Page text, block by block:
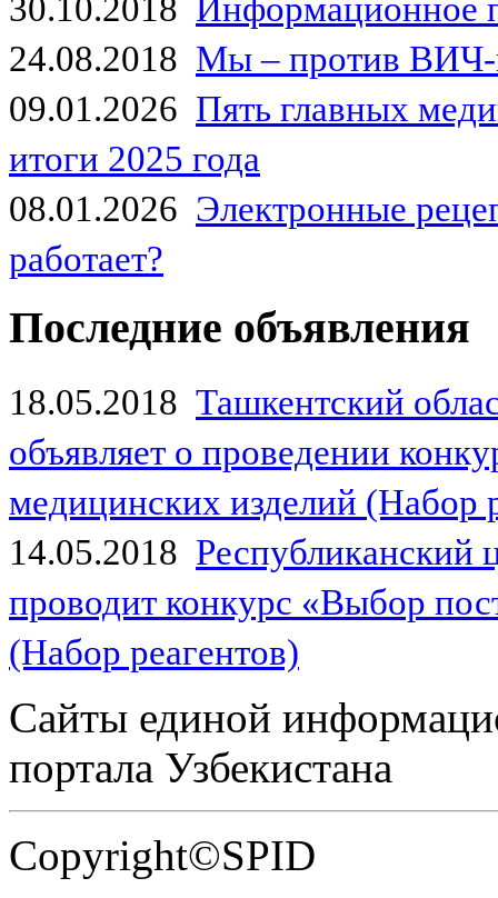
30.10.2018 Информационное
24.08.2018 Мы – против
09.01.2026 Пять главных
итоги 2025 года
08.01.2026 Электронные
работает?
Последние объявления
18.05.2018 Ташкентский
объявляет о проведении
медицинских изделий (Набор
14.05.2018
проводит конкурс «Выбор
(Набор реагентов)
Сайты единой
портала Узбекистана
Copyright©SPID